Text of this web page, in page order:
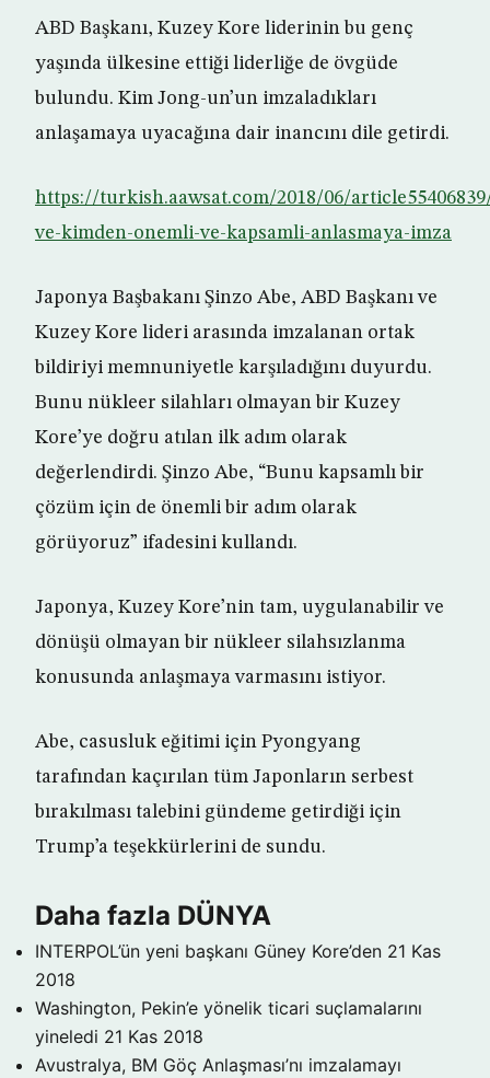
ABD Başkanı, Kuzey Kore liderinin bu genç
yaşında ülkesine ettiği liderliğe de övgüde
bulundu. Kim Jong-un’un imzaladıkları
anlaşamaya uyacağına dair inancını dile getirdi.
https://turkish.aawsat.com/2018/06/
ve-kimden-onemli-ve-kapsamli-anlasmaya-imza
Japonya Başbakanı Şinzo Abe, ABD Başkanı ve
Kuzey Kore lideri arasında imzalanan ortak
bildiriyi memnuniyetle karşıladığını duyurdu.
Bunu nükleer silahları olmayan bir Kuzey
Kore’ye doğru atılan ilk adım olarak
değerlendirdi. Şinzo Abe, “Bunu kapsamlı bir
çözüm için de önemli bir adım olarak
görüyoruz” ifadesini kullandı.
Japonya, Kuzey Kore’nin tam, uygulanabilir ve
dönüşü olmayan bir nükleer silahsızlanma
konusunda anlaşmaya varmasını istiyor.
Abe, casusluk eğitimi için Pyongyang
tarafından kaçırılan tüm Japonların serbest
bırakılması talebini gündeme getirdiği için
Trump’a teşekkürlerini de sundu.
Daha fazla DÜNYA
INTERPOL’ün yeni başkanı Güney Kore’den 21 Kas
2018
Washington, Pekin’e yönelik ticari suçlamalarını
yineledi 21 Kas 2018
Avustralya, BM Göç Anlaşması’nı imzalamayı